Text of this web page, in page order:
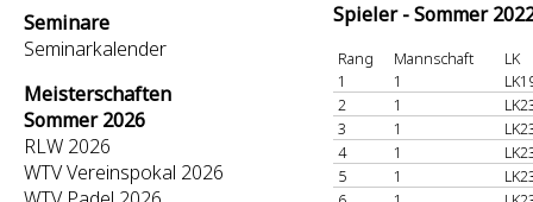
Seminare
Seminarkalender
Meisterschaften
Sommer 2026
RLW 2026
WTV Vereinspokal 2026
Spieler - Sommer
Rang Mannschaft
LK
1
1
2
1
3
1
4
1
5
1